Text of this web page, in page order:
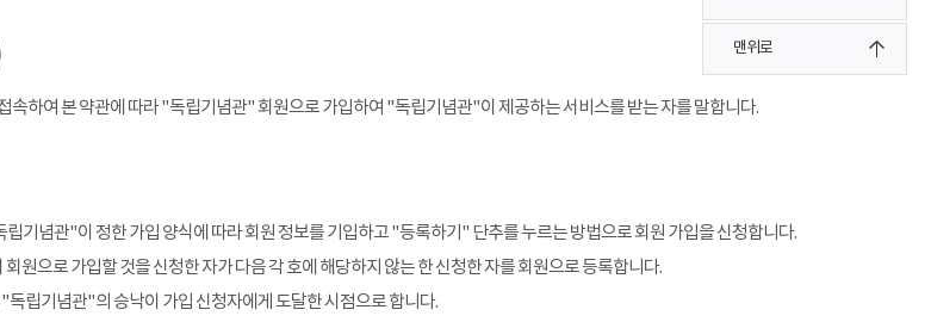
맨위로
하여 본 약관에 따라 "독립기념관" 회원으로 가입하여 "독립기념관"이 제공하는 서비스를 받는 자를 말합니다.
기념관"이 정한 가입 양식에 따라 회원 정보를 기입하고 "등록하기" 단추를 누르는 방법으로 회원 가입을 신청합니다.
원으로 가입할 것을 신청한 자가 다음 각 호에 해당하지 않는 한 신청한 자를 회원으로 등록합니다.
독립기념관"의 승낙이 가입 신청자에게 도달한 시점으로 합니다.